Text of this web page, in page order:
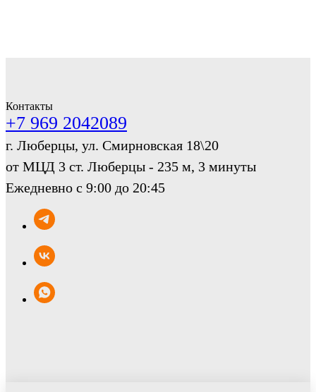
Контакты
+7 969 2042089
г. Люберцы, ул. Смирновская 18\20
от МЦД 3 ст. Люберцы - 235 м, 3 минуты
Ежедневно с 9:00 до 20:45